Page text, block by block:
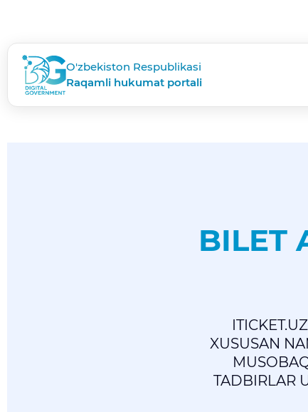
O'zbekiston Respublikasi
Raqamli hukumat portali
BILET
XUSUSAN
TADBIRLAR